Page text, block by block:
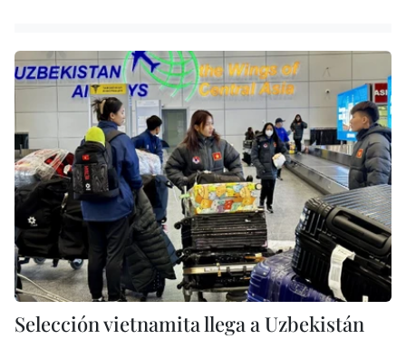
Selección vietnamita llega a Uzbekistán